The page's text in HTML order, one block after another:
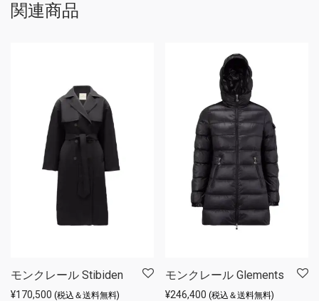
関連商品
モンクレール Stibiden
¥170,500 (税込＆送料無料)
モンクレール Glements
¥246,400 (税込＆送料無料)